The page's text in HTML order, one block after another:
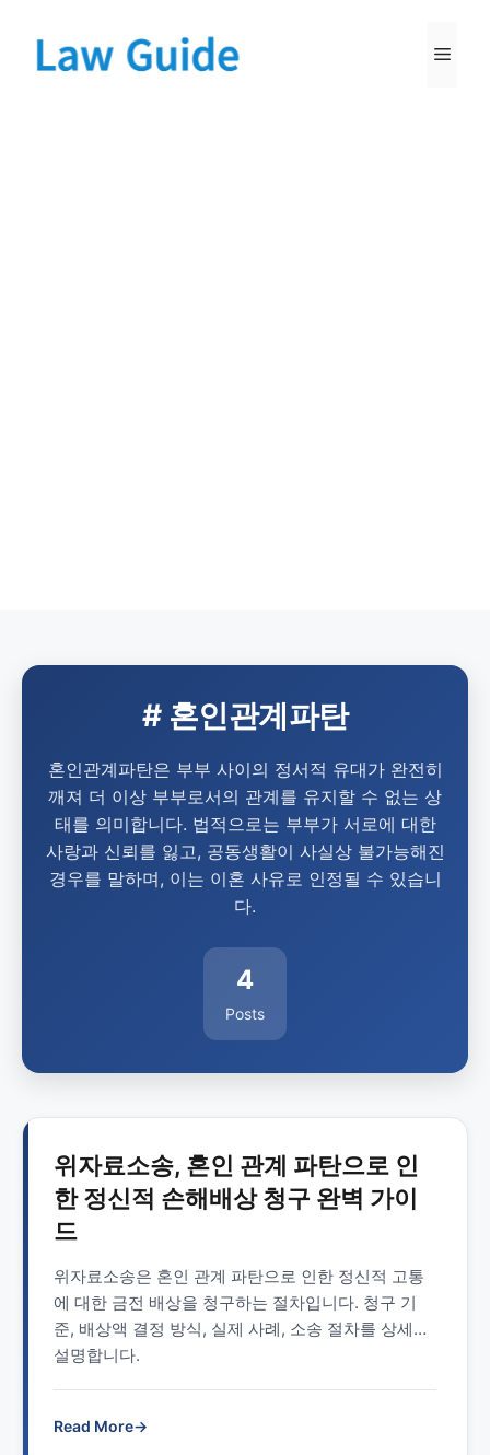
# 혼인관계파탄
혼인관계파탄은 부부 사이의 정서적 유대가 완전히
깨져 더 이상 부부로서의 관계를 유지할 수 없는 상
태를 의미합니다. 법적으로는 부부가 서로에 대한
사랑과 신뢰를 잃고, 공동생활이 사실상 불가능해진
경우를 말하며, 이는 이혼 사유로 인정될 수 있습니
다.
4
Posts
위자료소송, 혼인 관계 파탄으로 인
한 정신적 손해배상 청구 완벽 가이
드
위자료소송은 혼인 관계 파탄으로 인한 정신적 고통
에 대한 금전 배상을 청구하는 절차입니다. 청구 기
준, 배상액 결정 방식, 실제 사례, 소송 절차를 상세히
설명합니다.
Read More→